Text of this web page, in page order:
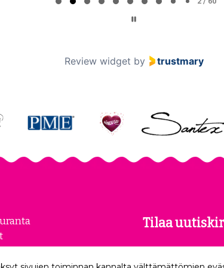
Review widget by trustmary
Tilaa